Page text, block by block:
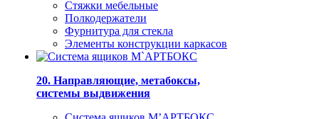
Стяжки мебельные
Полкодержатели
Фурнитура для стекла
Элементы конструкции каркасов
20. Направляющие, метабоксы,
системы выдвижения